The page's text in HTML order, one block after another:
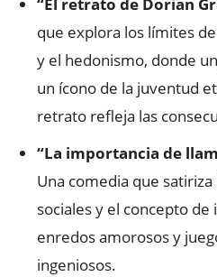
“El retrato de Dorian
que explora los límites
y el hedonismo, donde
un ícono de la juventud
retrato refleja las
“La importancia de
Una comedia que
sociales y el concepto
enredos amorosos y
ingeniosos.